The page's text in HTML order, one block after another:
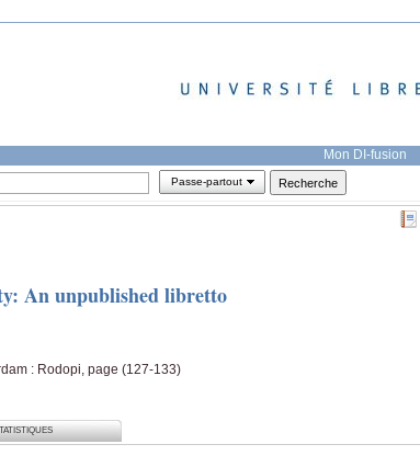
Mon DI-fusion
Passe-partout
An unpublished libretto
: Rodopi, page (127-133)